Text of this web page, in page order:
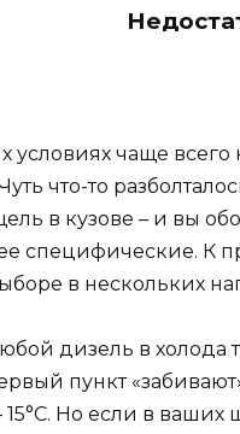
условиях чаще всего
что-то
в кузове – и вы
специфические. К
в нескольких
дизель в холода
пункт
Но если в ваших